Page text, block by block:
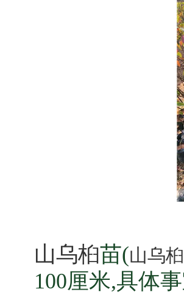
山乌桕苗(山乌桕
100厘米,具体